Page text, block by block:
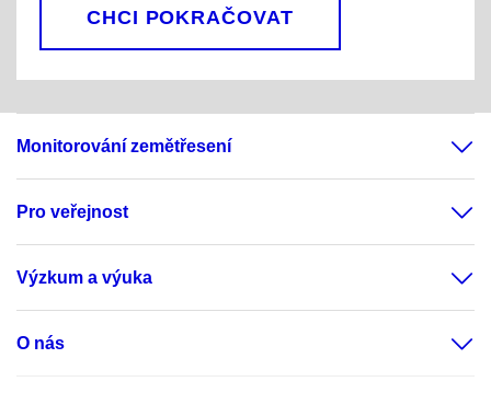
CHCI POKRAČOVAT
Monitorování zemětřesení
Pro veřejnost
Výzkum a výuka
O nás